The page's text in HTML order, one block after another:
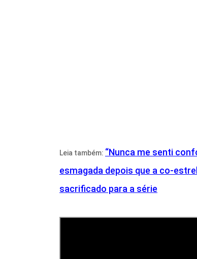
Leia também: “Nunca me senti
esmagada depois que a co-
sacrificado para a série